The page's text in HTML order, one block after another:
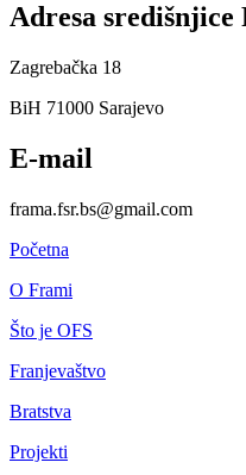
Adresa središnjice
Zagrebačka 18
BiH 71000 Sarajevo
E-mail
frama.fsr.bs@gmail.com
Početna
O Frami
Što je OFS
Franjevaštvo
Bratstva
Projekti